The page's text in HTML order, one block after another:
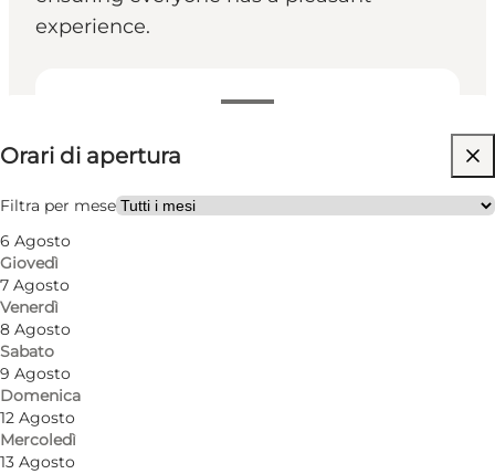
experience.
Visualizza orari di apertura
Orari di apertura
Filtra per mese
6 Agosto
Giovedì
7 Agosto
Venerdì
8 Agosto
Sabato
9 Agosto
Domenica
12 Agosto
Mercoledì
13 Agosto
Visita il sito web
Friends, My partner